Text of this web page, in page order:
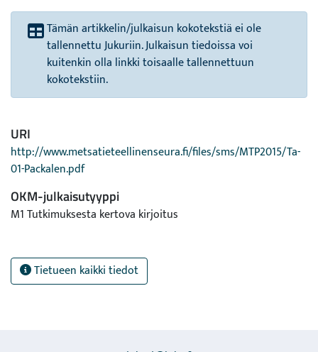
Tämän artikkelin/julkaisun kokotekstiä ei ole
tallennettu Jukuriin. Julkaisun tiedoissa voi
kuitenkin olla linkki toisaalle tallennettuun
kokotekstiin.
URI
http://www.metsatieteellinenseura.fi/files/sms/MTP2015/Ta-
01-Packalen.pdf
OKM-julkaisutyyppi
M1 Tutkimuksesta kertova kirjoitus
Tietueen kaikki tiedot